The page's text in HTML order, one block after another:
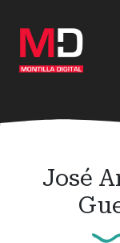
contenido
principal
José